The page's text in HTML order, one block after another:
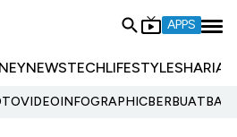
APPS
NEWSTECHLIFESTYLESHARIA
VIDEOINFOGRAPHIC